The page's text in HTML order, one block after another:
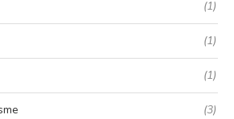
(1)
(1)
(1)
(3)